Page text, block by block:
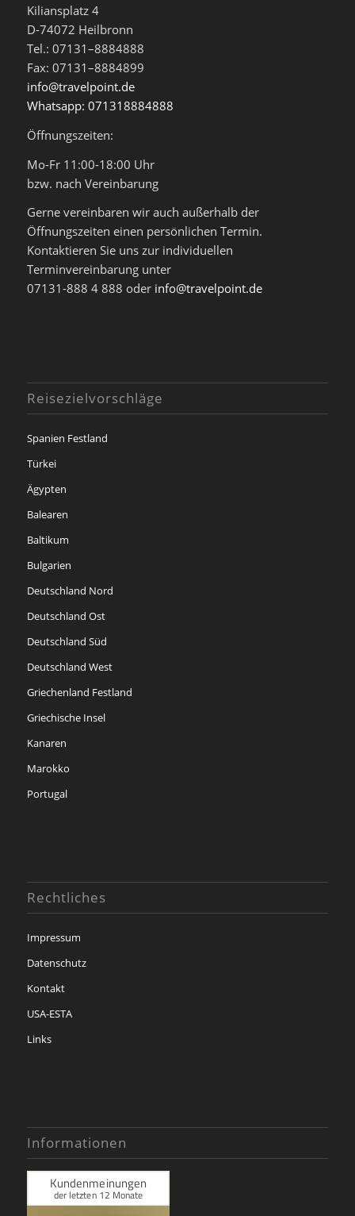
Kiliansplatz 4
D-74072 Heilbronn
Tel.: 07131–8884888
Fax: 07131–8884899
info@travelpoint.de
Whatsapp: 071318884888
Öffnungszeiten:
Mo-Fr 11:00-18:00 Uhr
bzw. nach Vereinbarung
Gerne vereinbaren wir auch außerhalb der
Öffnungszeiten einen persönlichen Termin.
Kontaktieren Sie uns zur individuellen
Terminvereinbarung unter
07131-888 4 888 oder info@travelpoint.de
Reisezielvorschläge
Spanien Festland
Türkei
Ägypten
Balearen
Baltikum
Bulgarien
Deutschland Nord
Deutschland Ost
Deutschland Süd
Deutschland West
Griechenland Festland
Griechische Insel
Kanaren
Marokko
Portugal
Rechtliches
Impressum
Datenschutz
Kontakt
USA-ESTA
Links
Informationen